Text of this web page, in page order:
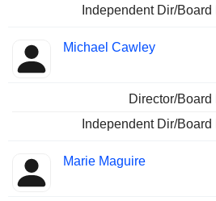
Independent Dir/Board
Michael Cawley
Director/Board
Independent Dir/Board
Marie Maguire